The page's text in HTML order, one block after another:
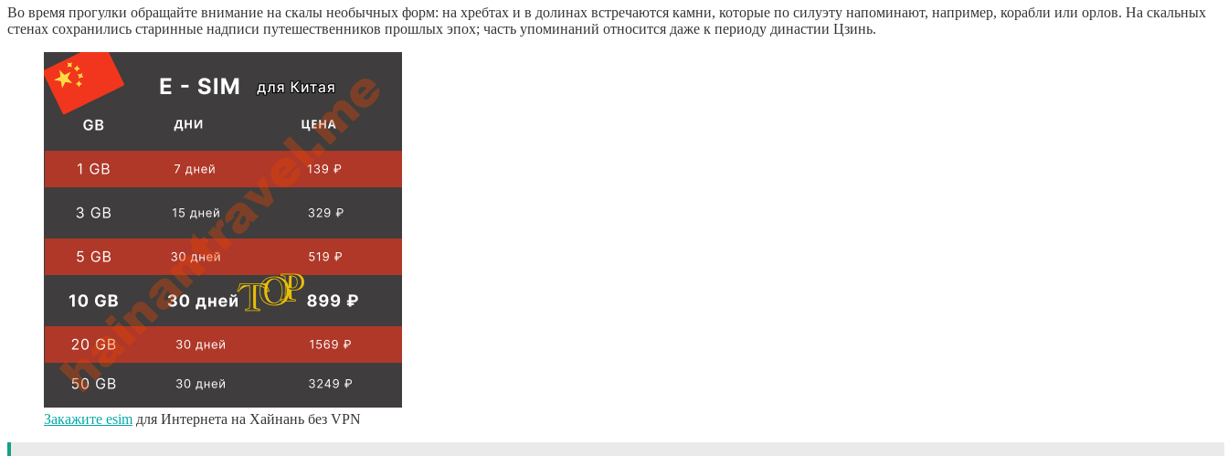
Во время прогулки обращайте внимание на скалы необычных форм: на хребтах и в долинах встречаются камни, которые по силуэту напоминают, например, корабли или орлов. На скальных
стенах сохранились старинные надписи путешественников прошлых эпох; часть упоминаний относится даже к периоду династии Цзинь.
Закажите esim для Интернета на Хайнань без VPN